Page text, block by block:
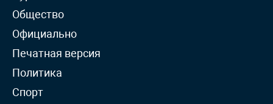
Общество
Официально
Печатная версия
Политика
Спорт